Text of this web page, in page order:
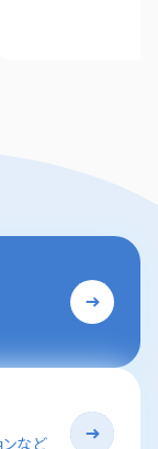
ンなど